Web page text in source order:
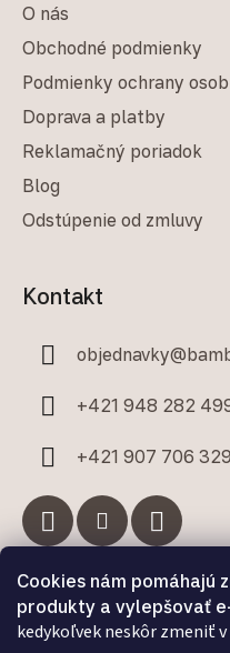
Cookies nám pomáhajú
produkty a vylepšovať
kedykoľvek neskôr zmeniť
O nás
Obchodné podmienky
Podmienky ochrany
Doprava a platby
Reklamačný poriadok
Blog
Odstúpenie od zmluvy
Kontakt
objednavky@
+421 948 282
+421 907 706 329
Facebook